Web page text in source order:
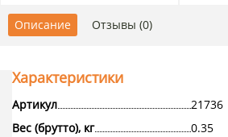
Описание Отзывы (0)
Характеристики
Артикул
21736
Вес (брутто), кг
0.35